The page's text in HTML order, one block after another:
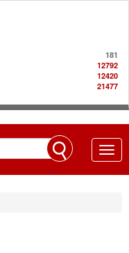
181
12792
12420
21477
Toggle